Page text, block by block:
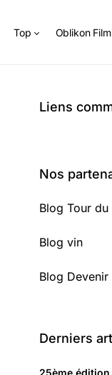
Top Oblikon
Liens
Nos
Blog Tour
Blog vin
Blog Devenir
Derniers
25ème